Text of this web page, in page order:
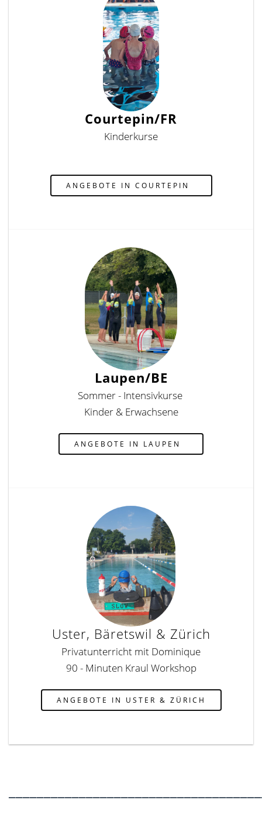
Courtepin/FR
Kinderkurse
ANGEBOTE IN COURTEPIN
Laupen/BE
Sommer - Intensivkurse
Kinder & Erwachsene
ANGEBOTE IN LAUPEN
Uster, Bäretswil & Zürich
Privatunterricht mit Dominique
90 - Minuten Kraul Workshop
ANGEBOTE IN USTER & ZÜRICH